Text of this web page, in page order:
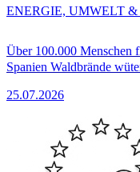
Über 100.000 Menschen
Spanien Waldbrände
25.07.2026
ENERGIE, UMWELT &